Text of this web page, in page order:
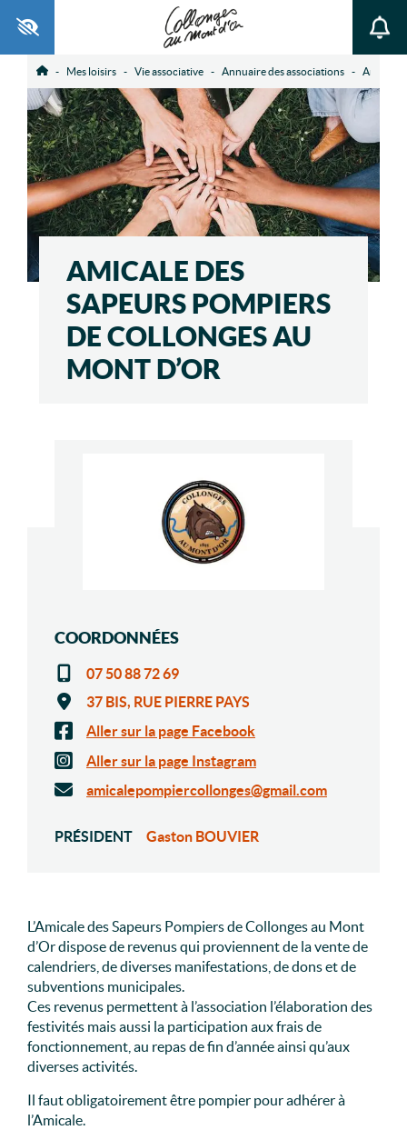
Mes loisirs Vie associative Annuaire des associations Amicale
AMICALE DES
SAPEURS POMPIERS
DE COLLONGES AU
MONT D’OR
COORDONNÉES
07 50 88 72 69
37 BIS, RUE PIERRE PAYS
Aller sur la page Facebook
Aller sur la page Instagram
amicalepompiercollonges@gmail.com
PRÉSIDENT Gaston BOUVIER
L’Amicale des Sapeurs Pompiers de Collonges au Mont
d’Or dispose de revenus qui proviennent de la vente de
calendriers, de diverses manifestations, de dons et de
subventions municipales.
Ces revenus permettent à l’association l’élaboration des
festivités mais aussi la participation aux frais de
fonctionnement, au repas de fin d’année ainsi qu’aux
diverses activités.
Il faut obligatoirement être pompier pour adhérer à
l’Amicale.
Ouvrir la barre d’outils